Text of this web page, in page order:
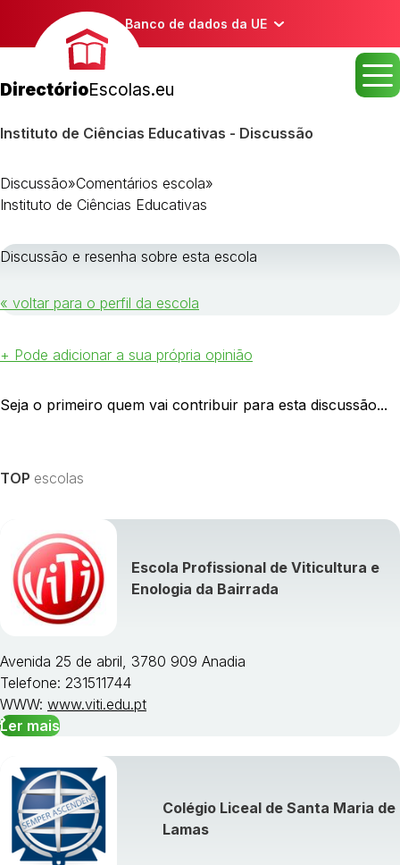
Banco de dados da UE
DirectórioEscolas.eu
Instituto de Ciências Educativas - Discussão
Discussão»Comentários escola»
Instituto de Ciências Educativas
Discussão e resenha sobre esta escola
« voltar para o perfil da escola
+ Pode adicionar a sua própria opinião
Seja o primeiro quem vai contribuir para esta discussão...
TOP escolas
Escola Profissional de Viticultura e
Enologia da Bairrada
Avenida 25 de abril, 3780 909 Anadia
Telefone: 231511744
WWW: www.viti.edu.pt
Ler mais
Colégio Liceal de Santa Maria de
Lamas